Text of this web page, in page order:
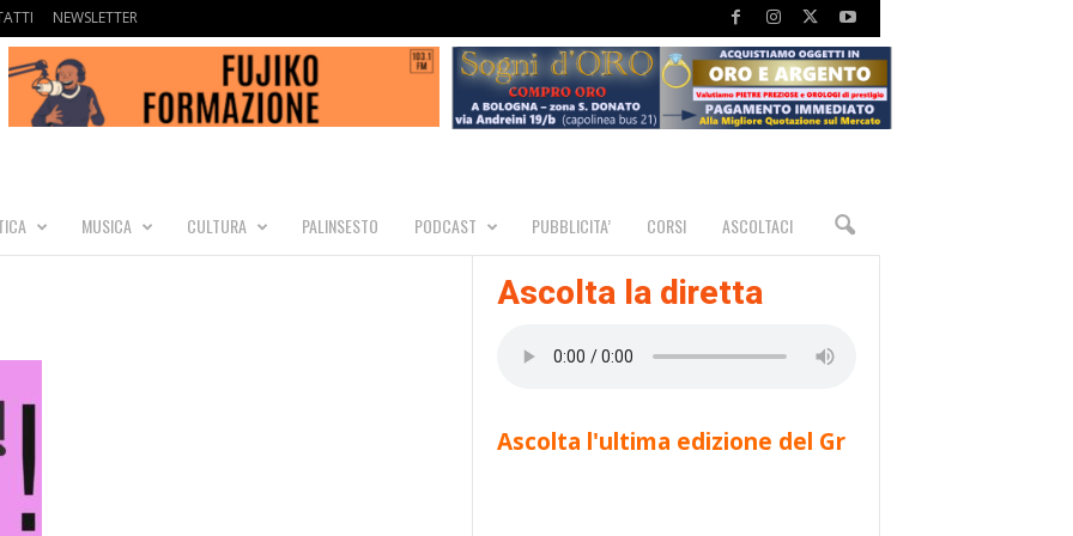
NEWSLETTER
MUSICA CULTURA PALINSESTO PODCAST PUBBLICITA’ CORSI ASCOLTACI
Ascolta la diretta
Ascolta l'ultima edizione del Gr